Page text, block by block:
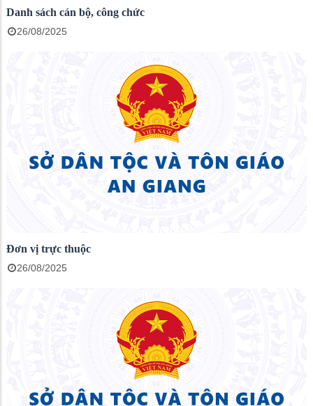
Danh sách cán bộ, công chức
26/08/2025
Đơn vị trực thuộc
26/08/2025